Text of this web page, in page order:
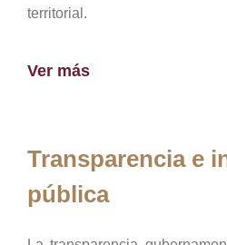
territorial.
Ver más
Transparencia e
pública